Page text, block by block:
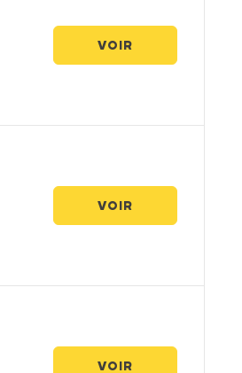
VOIR
VOIR
VOIR